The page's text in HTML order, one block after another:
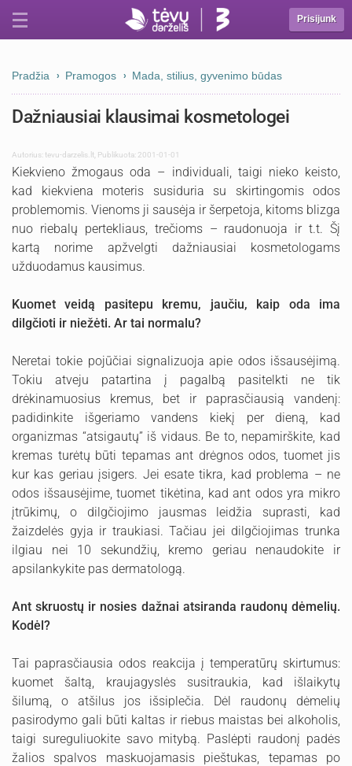
Prisijunk
Pradžia Pramogos Mada, stilius, gyvenimo būdas
Dažniausiai klausimai kosmetologei
Autorius:tevu-darzelis.lt Publikuota: 2001-01-01
Kiekvieno žmogaus oda – individuali, taigi nieko keisto,
kad kiekviena moteris susiduria su skirtingomis odos
problemomis. Vienoms ji sausėja ir šerpetoja, kitoms blizga
nuo riebalų pertekliaus, trečioms – raudonuoja ir t.t. Šį
kartą norime apžvelgti dažniausiai kosmetologams
užduodamus kausimus.
Kuomet veidą pasitepu kremu, jaučiu, kaip oda ima
dilgčioti ir niežėti. Ar tai normalu?
Neretai tokie pojūčiai signalizuoja apie odos išsausėjimą.
Tokiu atveju patartina į pagalbą pasitelkti ne tik
drėkinamuosius kremus, bet ir paprasčiausią vandenį:
padidinkite išgeriamo vandens kiekį per dieną, kad
organizmas “atsigautų” iš vidaus. Be to, nepamirškite, kad
kremas turėtų būti tepamas ant drėgnos odos, tuomet jis
kur kas geriau įsigers. Jei esate tikra, kad problema – ne
odos išsausėjime, tuomet tikėtina, kad ant odos yra mikro
įtrūkimų, o dilgčiojimo jausmas leidžia suprasti, kad
žaizdelės gyja ir traukiasi. Tačiau jei dilgčiojimas trunka
ilgiau nei 10 sekundžių, kremo geriau nenaudokite ir
apsilankykite pas dermatologą.
Ant skruostų ir nosies dažnai atsiranda raudonų dėmelių.
Kodėl?
Tai paprasčiausia odos reakcija į temperatūrų skirtumus:
kuomet šaltą, kraujagyslės susitraukia, kad išlaikytų
šilumą, o atšilus jos išsiplečia. Dėl raudonų dėmelių
pasirodymo gali būti kaltas ir riebus maistas bei alkoholis,
taigi sureguliuokite savo mitybą. Paslėpti raudonį padės
žalios spalvos maskuojamasis pieštukas, tepamas po